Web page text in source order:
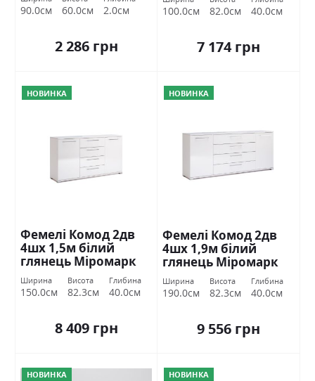
90.0см 60.0см 2.0см
2 286 грн
100.0см 82.0см 40.0см
7 174 грн
НОВИНКА
Фемелі Комод 2дв
4шх 1,5м білий
глянець Міромарк
Ширина
150.0см
Висота
82.3см
Глибина
40.0см
8 409 грн
НОВИНКА
Фемелі Комод 2дв
4шх 1,9м білий
глянець Міромарк
Ширина
190.0см
Висота
82.3см
Глибина
40.0см
9 556 грн
НОВИНКА НОВИНКА